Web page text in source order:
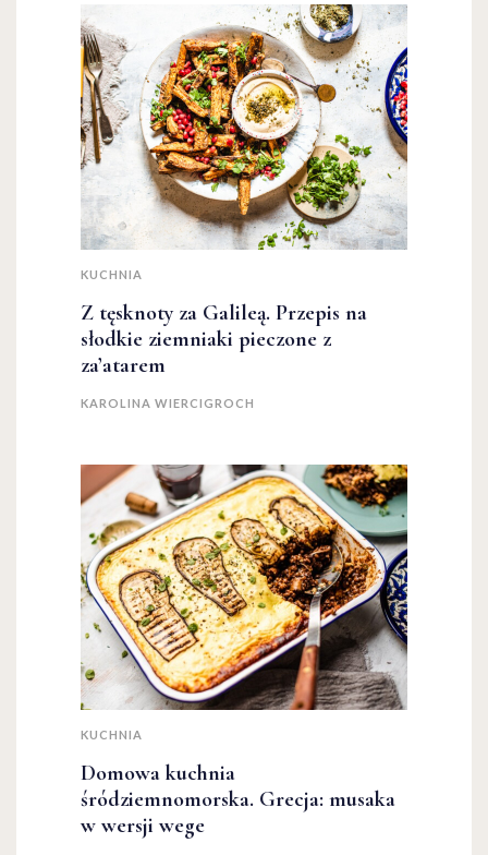
KUCHNIA
Z tęsknoty za Galileą. Przepis na
słodkie ziemniaki pieczone z
za’atarem
KAROLINA WIERCIGROCH
KUCHNIA
Domowa kuchnia
śródziemnomorska. Grecja: musaka
w wersji wege